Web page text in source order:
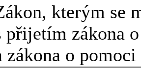
kterým se
přijetím zákona
zákona o